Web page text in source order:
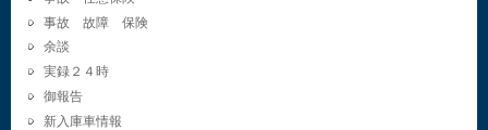
事故 故障 保険
余談
実録２４時
御報告
新入庫車情報